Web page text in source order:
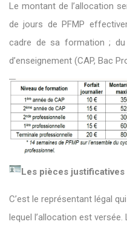
Le montant de l’allocation
de jours de PFMP
cadre de sa formation ;
d’enseignement (CAP, Bac
Les pièces justificatives
C’est le représentant légal
lequel l’allocation est